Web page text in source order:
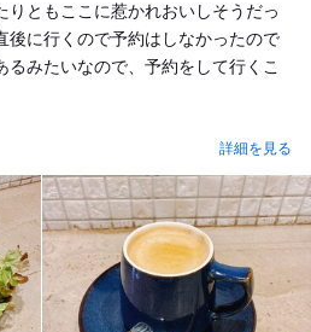
りともここに惹かれおいしそうだっ
後に行くので予約はしなかったので
みたいなので、予約をして行くこ
詳細を見る